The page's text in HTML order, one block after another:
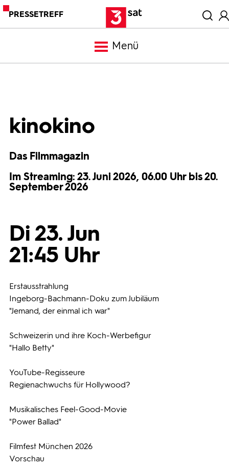
PRESSETREFF
Menü
Trailer
Programmwochen
kinokino
Das Filmmagazin
Im Streaming: 23. Juni 2026, 06.00 Uhr bis 20.
September 2026
Di 23. Jun
21:45 Uhr
Erstausstrahlung
Ingeborg-Bachmann-Doku zum Jubiläum
"Jemand, der einmal ich war"
Schweizerin und ihre Koch-Werbefigur
"Hallo Betty"
YouTube-Regisseure
Regienachwuchs für Hollywood?
Musikalisches Feel-Good-Movie
"Power Ballad"
Filmfest München 2026
Vorschau